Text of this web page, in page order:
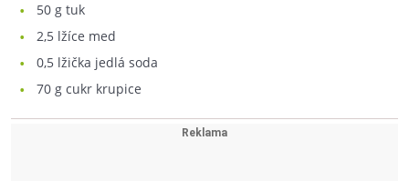
50 g tuk
2,5 lžíce med
0,5 lžička jedlá soda
70 g cukr krupice